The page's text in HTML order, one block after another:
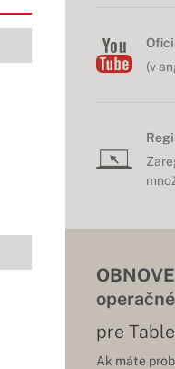
(v
pre
Ak máte